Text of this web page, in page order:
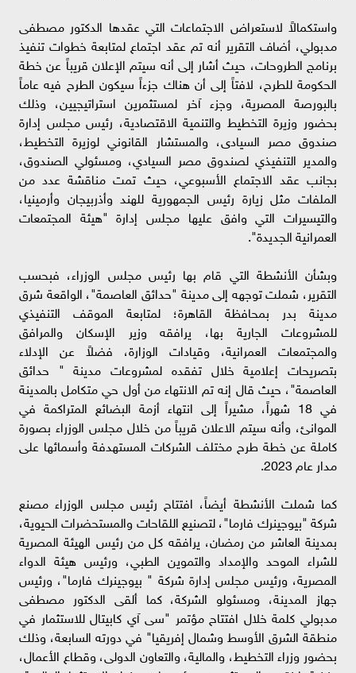
واستكمالاً لاستعراض الاجتماعات التي عقدها الدكتور مصطفى
مدبولي، أضاف التقرير أنه تم عقد اجتماع لمتابعة خطوات تنفيذ
برنامج الطروحات، حيث أشار إلى أنه سيتم الإعلان قريباً عن خطة
الحكومة للطرح، لافتاً إلى أن هناك جزءاً سيكون الطرح فيه عاماً
بالبورصة المصرية، وجزء آخر لمستثمرين استراتيجيين، وذلك
بحضور وزيرة التخطيط والتنمية الاقتصادية، رئيس مجلس إدارة
صندوق مصر السيادى، والمستشار القانوني لوزيرة التخطيط،
والمدير التنفيذي لصندوق مصر السيادي، ومسئولي الصندوق،
بجانب عقد الاجتماع الأسبوعي، حيث تمت مناقشة عدد من
الملفات مثل زيارة رئيس الجمهورية للهند وأذربيجان وأرمينيا،
والتيسيرات التي وافق عليها مجلس إدارة "هيئة المجتمعات
العمرانية الجديدة".
وبشأن الأنشطة التي قام بها رئيس مجلس الوزراء، فبحسب
التقرير، شملت توجهه إلى مدينة "حدائق العاصمة"، الواقعة شرق
مدينة بدر بمحافظة القاهرة؛ لمتابعة الموقف التنفيذي
للمشروعات الجارية بها، يرافقه وزير الإسكان والمرافق
والمجتمعات العمرانية، وقيادات الوزارة، فضلاً عن الإدلاء
بتصريحات إعلامية خلال تفقده لمشروعات مدينة " حدائق
العاصمة"، حيث قال إنه تم الانتهاء من أول حي متكامل بالمدينة
في 18 شهراً، مشيراً إلى انتهاء أزمة البضائع المتراكمة في
الموانئ، وأنه سيتم الاعلان قريباً من خلال مجلس الوزراء بصورة
كاملة عن خطة طرح مختلف الشركات المستهدفة وأسمائها على
مدار عام 2023.
كما شملت الأنشطة أيضاً، افتتاح رئيس مجلس الوزراء مصنع
شركة "بيوجينرك فارما"، لتصنيع اللقاحات والمستحضرات الحيوية،
بمدينة العاشر من رمضان، يرافقه كل من رئيس الهيئة المصرية
للشراء الموحد والإمداد والتموين الطبي، ورئيس هيئة الدواء
المصرية، ورئيس مجلس إدارة شركة " بيوجينرك فارما"، ورئيس
جهاز المدينة، ومسئولو الشركة، كما ألقى الدكتور مصطفى
مدبولي كلمة خلال افتتاح مؤتمر "سى آي كابيتال للاستثمار في
منطقة الشرق الأوسط وشمال إفريقيا" في دورته السابعة، وذلك
بحضور وزراء التخطيط، والمالية، والتعاون الدولى، وقطاع الأعمال،